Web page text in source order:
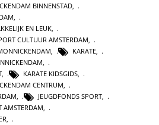
BINNENSTAD
EN LEUK
CULTUUR AMSTERDAM,
, KARATE,
,
, KARATE KIDSGIDS,
CENTRUM,
, JEUGDFONDS SPORT,
AMSTERDAM,
,